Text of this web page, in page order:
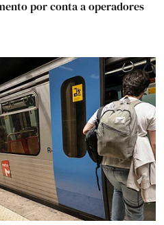
por conta a operadores